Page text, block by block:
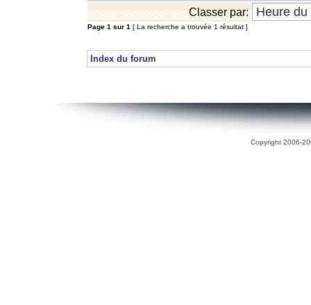
Classer par:
Page 1 sur 1 [ La recherche a trouvée 1 résultat ]
Index du forum
Copyright 2006-